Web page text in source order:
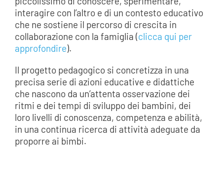
interagire con l’altro e di un contesto educativo
che ne sostiene il percorso di crescita in
collaborazione con la famiglia (clicca qui per
approfondire).
Il progetto pedagogico si concretizza in una
precisa serie di azioni educative e didattiche
che nascono da un’attenta osservazione dei
ritmi e dei tempi di sviluppo dei bambini, dei
loro livelli di conoscenza, competenza e abilità,
in una continua ricerca di attività adeguate da
proporre ai bimbi.